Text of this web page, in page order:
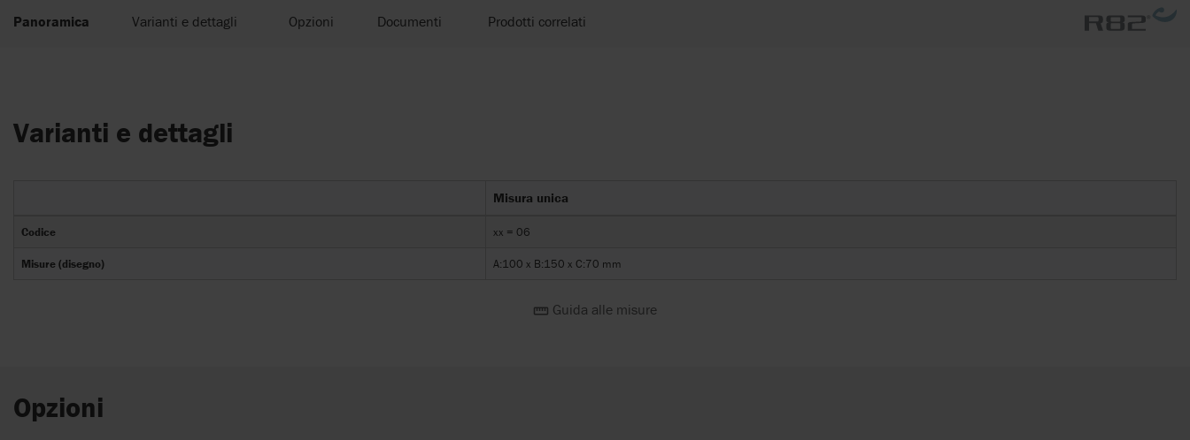
Panoramica Varianti e dettagli Opzioni Documenti Prodotti correlati
Varianti e dettagli
Misura unica
Codice xx = 06
Misure (disegno) A:100 x B:150 x C:70 mm
Guida alle misure
Opzioni